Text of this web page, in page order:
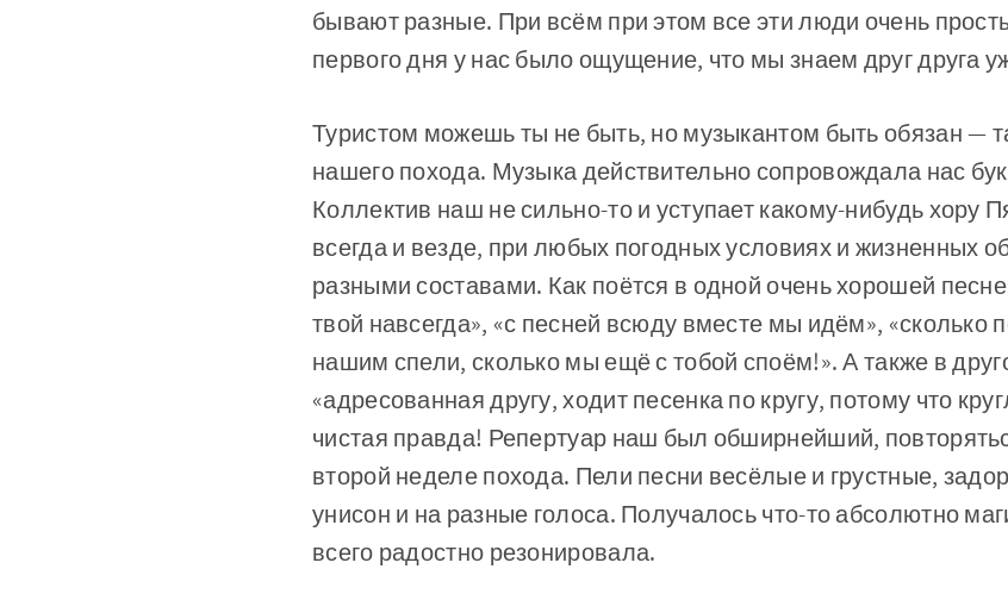
бывают разные. При всём при этом все эти люди очень
первого дня у нас было ощущение, что мы знаем друг друга
Туристом можешь ты не быть, но музыкантом быть обязан —
нашего похода. Музыка действительно сопровождала нас
Коллектив наш не сильно-то и уступает какому-нибудь хору
всегда и везде, при любых погодных условиях и жизненных
разными составами. Как поётся в одной очень хорошей
твой навсегда», «с песней всюду вместе мы идём»,
нашим спели, сколько мы ещё с тобой споём!». А также в
«адресованная другу, ходит песенка по кругу, потому что
чистая правда! Репертуар наш был обширнейший,
второй неделе похода. Пели песни весёлые и грустные,
унисон и на разные голоса. Получалось что-то абсолютно
всего радостно резонировала.